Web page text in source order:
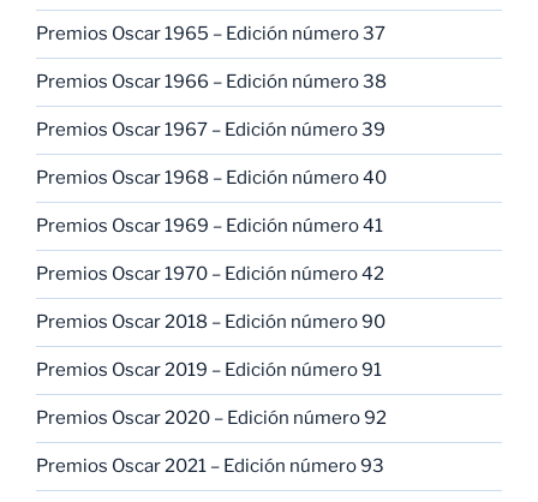
Premios Oscar 1965 – Edición número 37
Premios Oscar 1966 – Edición número 38
Premios Oscar 1967 – Edición número 39
Premios Oscar 1968 – Edición número 40
Premios Oscar 1969 – Edición número 41
Premios Oscar 1970 – Edición número 42
Premios Oscar 2018 – Edición número 90
Premios Oscar 2019 – Edición número 91
Premios Oscar 2020 – Edición número 92
Premios Oscar 2021 – Edición número 93